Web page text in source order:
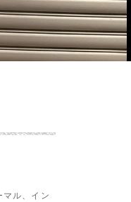
マル、イン